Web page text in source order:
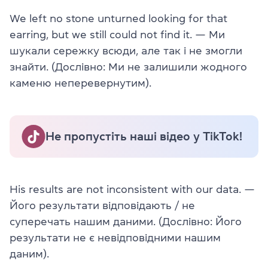
We left no stone unturned looking for that
earring, but we still could not find it. — Ми
шукали сережку всюди, але так і не змогли
знайти. (Дослівно: Ми не залишили жодного
каменю неперевернутим).
Не пропустіть наші відео у TikTok!
His results are not inconsistent with our data. —
Його результати відповідають / не
суперечать нашим даними. (Дослівно: Його
результати не є невідповідними нашим
даним).